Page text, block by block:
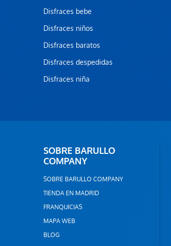
Disfraces bebe
Disfraces niños
Disfraces baratos
Disfraces despedidas
Disfraces niña
SOBRE BARULLO
COMPANY
SOBRE BARULLO COMPANY
TIENDA EN MADRID
FRANQUICIAS
MAPA WEB
BLOG